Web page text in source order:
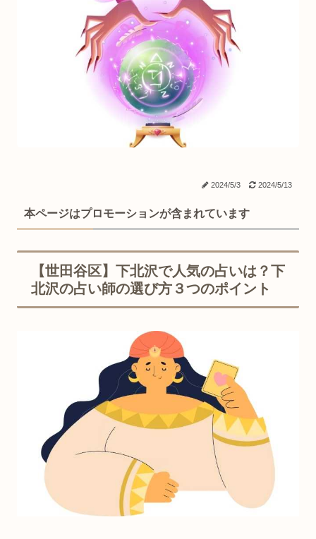
2024/5/3 2024/5/13
本ページはプロモーションが含まれています
【世田谷区】下北沢で人気の占いは？下
北沢の占い師の選び方３つのポイント